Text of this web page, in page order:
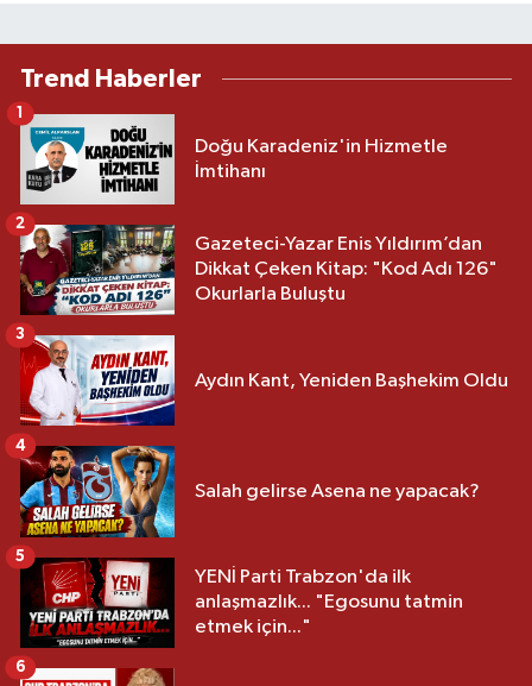
Trend Haberler
Doğu Karadeniz'in Hizmetle
İmtihanı
1
Gazeteci-Yazar Enis Yıldırım’dan
Dikkat Çeken Kitap: "Kod Adı 126"
Okurlarla Buluştu
2
Aydın Kant, Yeniden Başhekim Oldu
3
Salah gelirse Asena ne yapacak?
4
YENİ Parti Trabzon'da ilk
anlaşmazlık... "Egosunu tatmin
etmek için..."
5
6